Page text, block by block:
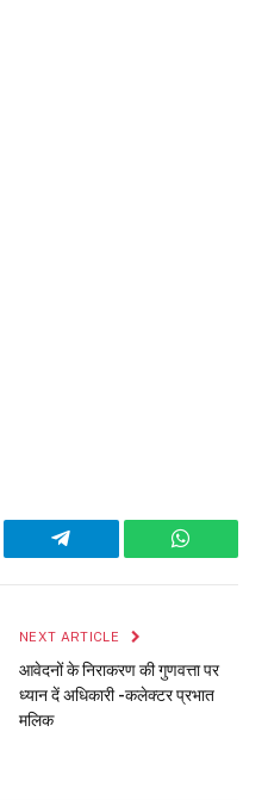
Telegram
NEXT ARTICLE
आवेदनों के निराकरण की गुणवत्ता पर
ध्यान दें अधिकारी -कलेक्टर प्रभात
मलिक